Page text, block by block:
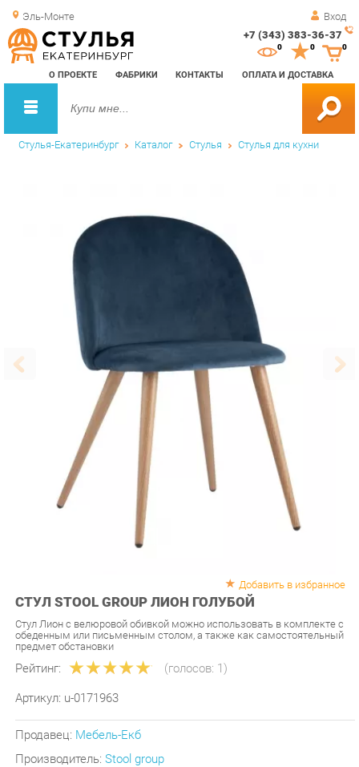
Эль-Монте Вход
+7 (343) 383-36-37
О ПРОЕКТЕ ФАБРИКИ КОНТАКТЫ ОПЛАТА И ДОСТАВКА
0 0
Стулья-Екатеринбург Каталог Стулья Стулья для кухни
СТУЛ STOOL GROUP ЛИОН ГОЛУБОЙ
Стул Лион с велюровой обивкой можно использовать в комплекте с
обеденным или письменным столом, а также как самостоятельный
предмет обстановки
Рейтинг: (голосов:1)
Артикул: u-0171963
Продавец: Мебель-Екб
Производитель:
Stool group
Последняя цена: 5 590 ₽